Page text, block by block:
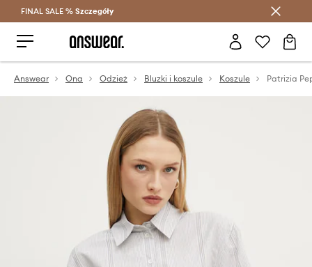
Oszczędzaj z Answear Club >
FINAL SALE % Szczegóły
Answear Ona Odzież Bluzki i koszule Koszule Patrizia